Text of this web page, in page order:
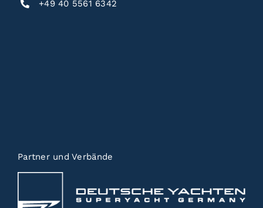
+49 40 5561 6342
Partner und Verbände